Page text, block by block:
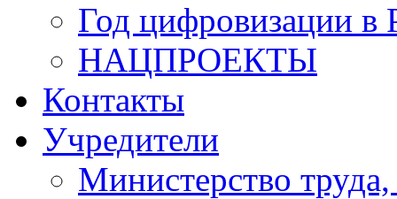
Год цифровизации в
НАЦПРОЕКТЫ
Контакты
Учредители
Министерство